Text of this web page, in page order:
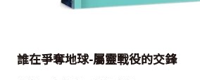
誰在爭奪地球-屬靈戰役的交鋒